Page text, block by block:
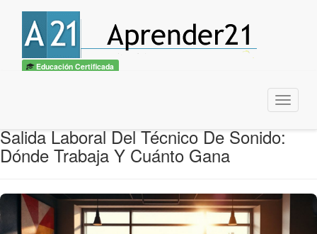
Educación Certificada
Menu
Salida Laboral Del Técnico De Sonido:
Dónde Trabaja Y Cuánto Gana